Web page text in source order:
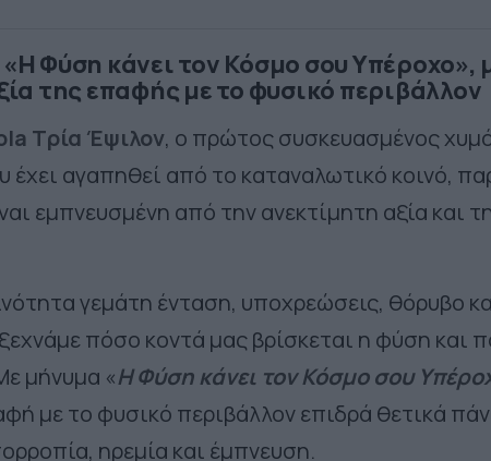
Φύση κάνει τον Κόσμο σου Υπέροχο»,
της επαφής με το φυσικό περιβάλλον
Τρία Έψιλον, ο πρώτος συσκευασμένος
έχει αγαπηθεί από το καταναλωτικό κοινό,
εμπνευσμένη από την ανεκτίμητη αξία και
γεμάτη ένταση, υποχρεώσεις, θόρυβο
πόσο κοντά μας βρίσκεται η φύση και
μήνυμα «Η Φύση κάνει τον Κόσμο σου
με το φυσικό περιβάλλον επιδρά θετικά
ηρεμία και έμπνευση.